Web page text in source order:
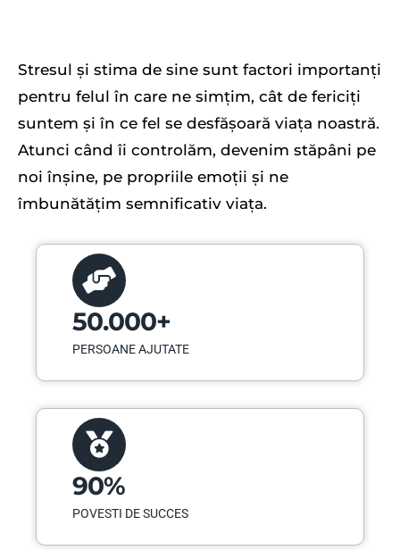
Stresul și stima de sine sunt factori importanți
pentru felul în care ne simțim, cât de fericiți
suntem și în ce fel se desfășoară viața noastră.
Atunci când îi controlăm, devenim stăpâni pe
noi înșine, pe propriile emoții și ne
îmbunătățim semnificativ viața.
50.000+
PERSOANE AJUTATE
90%
POVESTI DE SUCCES